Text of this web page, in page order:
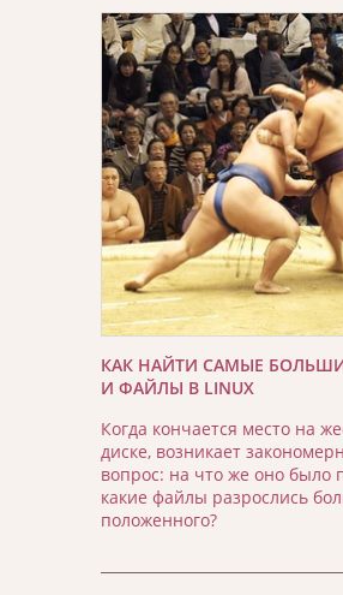
КАК НАЙТИ САМЫЕ
И ФАЙЛЫ В LINUX
Когда кончается место на
диске, возникает
вопрос: на что же оно было
какие файлы разрослись
положенного?